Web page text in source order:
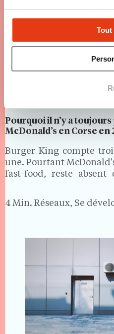
Tout
Pourquoi il n’y a
McDonald’s en Corse en
Burger King compte
une. Pourtant
fast-food, reste absent
ont toutes accueilli ses
une…
4 Min. Réseaux, Se